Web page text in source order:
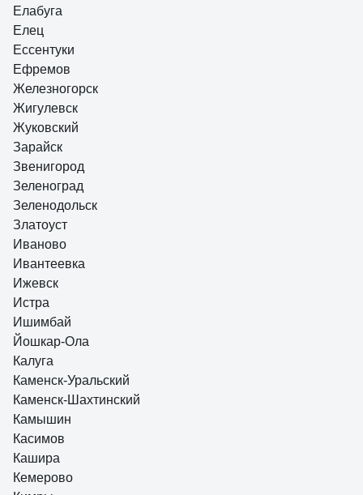
Елабуга
Елец
Ессентуки
Ефремов
Железногорск
Жигулевск
Жуковский
Зарайск
Звенигород
Зеленоград
Зеленодольск
Златоуст
Иваново
Ивантеевка
Ижевск
Истра
Ишимбай
Йошкар-Ола
Калуга
Каменск-Уральский
Каменск-Шахтинский
Камышин
Касимов
Кашира
Кемерово